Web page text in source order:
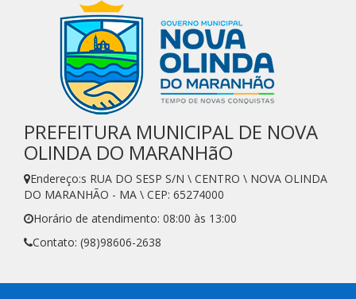
PREFEITURA MUNICIPAL DE NOVA
OLINDA DO MARANHãO
Endereço:s RUA DO SESP S/N \ CENTRO \ NOVA OLINDA
DO MARANHÃO - MA \ CEP: 65274000
Horário de atendimento: 08:00 às 13:00
Contato: (98)98606-2638